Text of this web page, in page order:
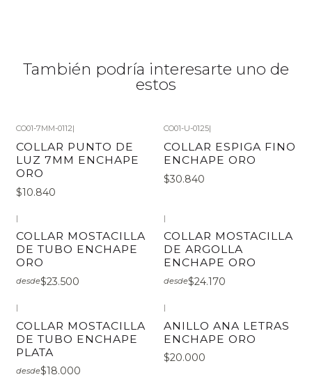
También podría interesarte uno de
estos
CO01-7MM-0112|
COLLAR PUNTO DE
LUZ 7MM ENCHAPE
ORO
$10.840
CO01-U-0125|
COLLAR ESPIGA FINO
ENCHAPE ORO
$30.840
|
COLLAR MOSTACILLA
DE TUBO ENCHAPE
ORO
desde$23.500
|
COLLAR MOSTACILLA
DE ARGOLLA
ENCHAPE ORO
desde$24.170
|
COLLAR MOSTACILLA
DE TUBO ENCHAPE
PLATA
desde$18.000
|
ANILLO ANA LETRAS
ENCHAPE ORO
$20.000